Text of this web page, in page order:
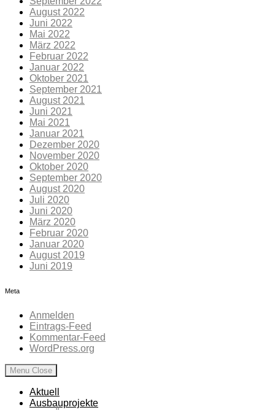
August 2022
Juni 2022
Mai 2022
März 2022
Februar 2022
Januar 2022
Oktober 2021
September 2021
August 2021
Juni 2021
Mai 2021
Januar 2021
Dezember 2020
November 2020
Oktober 2020
September 2020
August 2020
Juli 2020
Juni 2020
März 2020
Februar 2020
Januar 2020
August 2019
Juni 2019
Meta
Anmelden
Eintrags-Feed
Kommentar-Feed
WordPress.org
Menu Close
Aktuell
Ausbauprojekte